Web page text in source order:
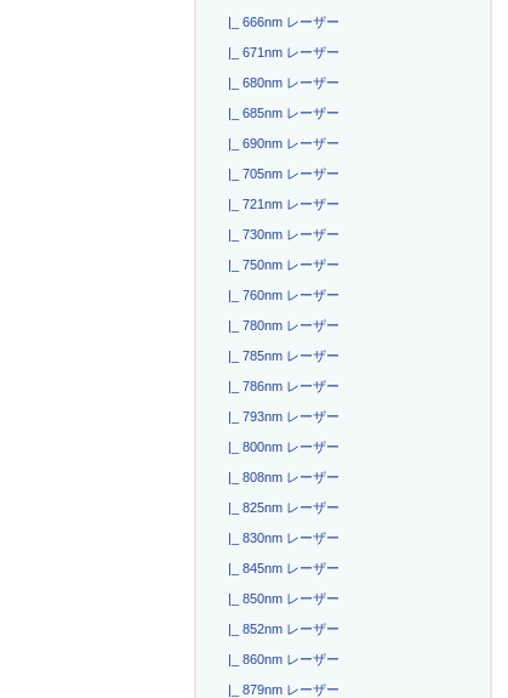
|_ 666nm レーザー
|_ 671nm レーザー
|_ 680nm レーザー
|_ 685nm レーザー
|_ 690nm レーザー
|_ 705nm レーザー
|_ 721nm レーザー
|_ 730nm レーザー
|_ 750nm レーザー
|_ 760nm レーザー
|_ 780nm レーザー
|_ 785nm レーザー
|_ 786nm レーザー
|_ 793nm レーザー
|_ 800nm レーザー
|_ 808nm レーザー
|_ 825nm レーザー
|_ 830nm レーザー
|_ 845nm レーザー
|_ 850nm レーザー
|_ 852nm レーザー
|_ 860nm レーザー
|_ 879nm レーザー